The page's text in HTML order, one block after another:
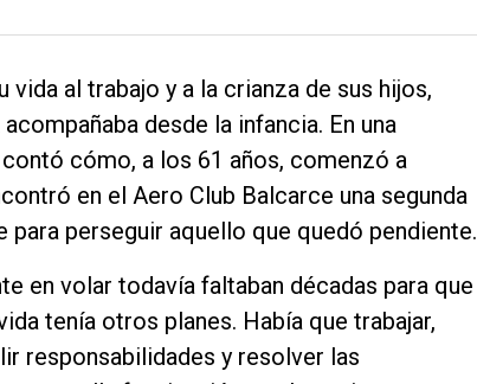
vida al trabajo y a la crianza de sus hijos,
desde la infancia. En una
cómo, a los 61 años, comenzó a
en el Aero Club Balcarce una segunda
para perseguir aquello que quedó pendiente.
en volar todavía faltaban décadas para que
tenía otros planes. Había que trabajar,
responsabilidades y resolver las